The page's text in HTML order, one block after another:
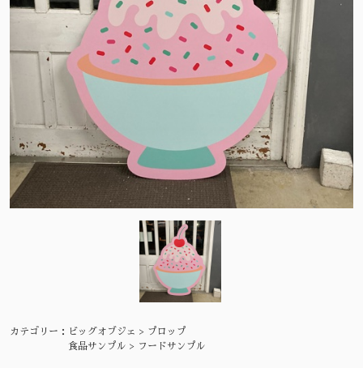
カテゴリー： ビッグオブジェ > プロップ
食品サンプル > フードサンプル